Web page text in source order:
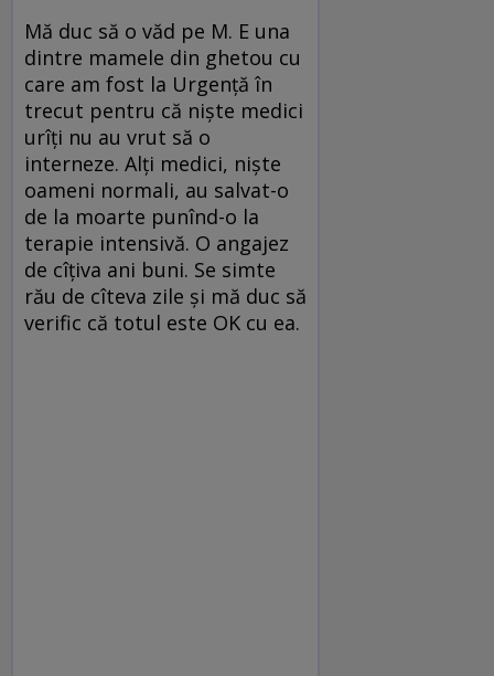
Mă duc să o văd pe M. E una
dintre mamele din ghetou cu
care am fost la Urgență în
trecut pentru că niște medici
urîți nu au vrut să o
interneze. Alți medici, niște
oameni normali, au salvat-o
de la moarte punînd-o la
terapie intensivă. O angajez
de cîțiva ani buni. Se simte
rău de cîteva zile și mă duc să
verific că totul este OK cu ea.